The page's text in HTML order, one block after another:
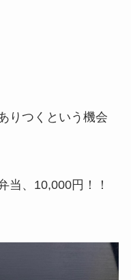
りつくという機会
当、10,000円！！